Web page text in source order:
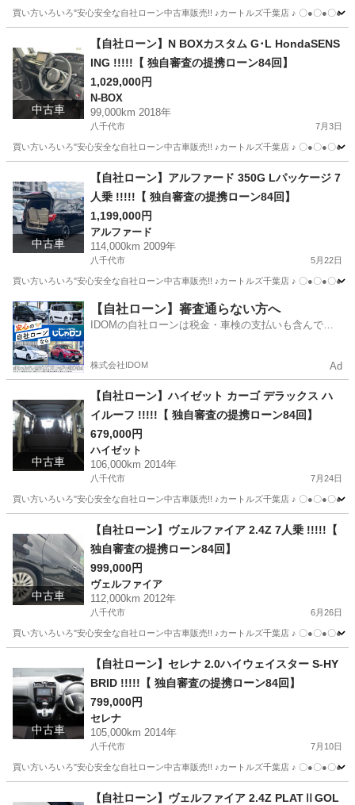
買い方いろいろ"安心安全な自社ローン中古車販売!! ♪カートルズ千葉店 ♪ 〇●〇●〇
セレナ カートルズ
中古車
【自社ローン】N BOXカスタム G･L HondaSENS
ING !!!!!【 独自審査の提携ローン84回】
1,029,000円
N-BOX
99,000km 2018年
八千代市 7月3日
買い方いろいろ"安心安全な自社ローン中古車販売!! ♪カートルズ千葉店 ♪ 〇●〇●〇
N-BOX カートルズ
中古車
【自社ローン】アルファード 350G Lパッケージ 7
人乗 !!!!!【 独自審査の提携ローン84回】
1,199,000円
アルファード
114,000km 2009年
八千代市 5月22日
買い方いろいろ"安心安全な自社ローン中古車販売!! ♪カートルズ千葉店 ♪ 〇●〇●〇
千葉 八千代市 アルファード カートルズ
【自社ローン】審査通らない方へ
IDOMの自社ローンは税金・車検の支払いも含んでい
株式会社IDOM Ad
中古車
【自社ローン】ハイゼット カーゴ デラックス ハ
イルーフ !!!!!【 独自審査の提携ローン84回】
679,000円
ハイゼット
106,000km 2014年
八千代市 7月24日
買い方いろいろ"安心安全な自社ローン中古車販売!! ♪カートルズ千葉店 ♪ 〇●〇●〇
ハイゼット カートルズ
中古車
【自社ローン】ヴェルファイア 2.4Z 7人乗 !!!!!【
独自審査の提携ローン84回】
999,000円
ヴェルファイア
112,000km 2012年
八千代市 6月26日
買い方いろいろ"安心安全な自社ローン中古車販売!! ♪カートルズ千葉店 ♪ 〇●〇●〇
ヴェルファイア カートルズ
中古車
【自社ローン】セレナ 2.0ハイウェイスター S-HY
BRID !!!!!【 独自審査の提携ローン84回】
799,000円
セレナ
105,000km 2014年
八千代市 7月10日
買い方いろいろ"安心安全な自社ローン中古車販売!! ♪カートルズ千葉店 ♪ 〇●〇●〇
セレナ カートルズ
【自社ローン】ヴェルファイア 2.4Z PLATⅡGOL